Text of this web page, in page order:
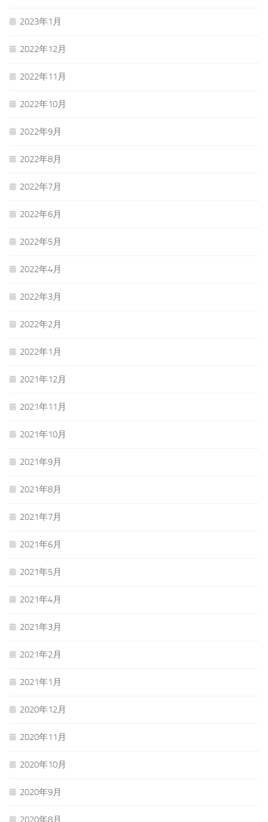
2023年1月
2022年12月
2022年11月
2022年10月
2022年9月
2022年8月
2022年7月
2022年6月
2022年5月
2022年4月
2022年3月
2022年2月
2022年1月
2021年12月
2021年11月
2021年10月
2021年9月
2021年8月
2021年7月
2021年6月
2021年5月
2021年4月
2021年3月
2021年2月
2021年1月
2020年12月
2020年11月
2020年10月
2020年9月
2020年8月